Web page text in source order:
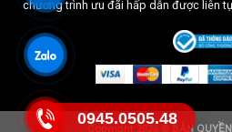
chương trình ưu đãi hấp dẫn được liên
BẢN
0945.0505.48